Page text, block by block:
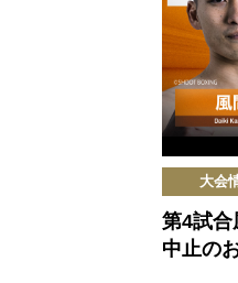
大会
第4試
中止の